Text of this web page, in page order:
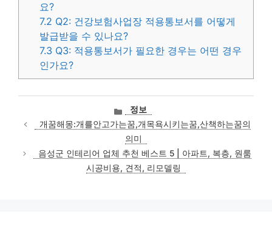
요?
7.2 Q2: 건강보험사업장 적용통보서를 어떻게
발급받을 수 있나요?
7.3 Q3: 적용통보서가 필요한 경우는 어떤 경우
인가요?
카
테
고
리
정보
개꿈해몽:개를안고가는꿈,개목욕시키는꿈,산책하는꿈의
의미
음성군 인테리어 업체 추천 베스트 5 | 아파트, 복층, 원룸
시공비용, 견적, 리모델링